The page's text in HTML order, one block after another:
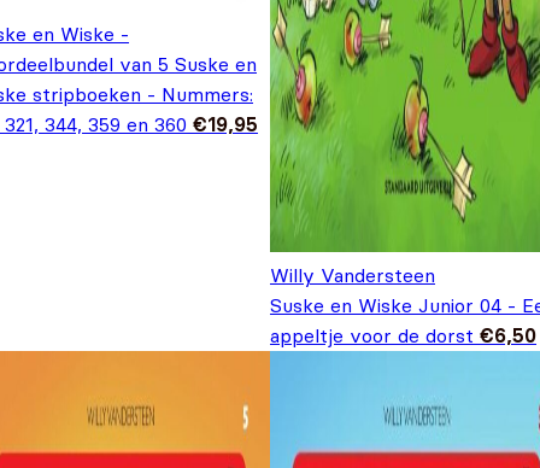
en Wiske -
van 5 Suske en
stripboeken - Nummers:
344, 359 en 360 €19,95
Willy Vandersteen
Suske en Wiske Junior 04 -
appeltje voor de dorst €6,50